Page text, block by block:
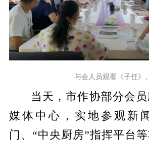
与会人员观看《子任》。
当天，市作协部分会
媒体中心，实地参观新
门、“中央厨房”指挥平台